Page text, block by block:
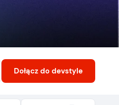
Dołącz do devstyle